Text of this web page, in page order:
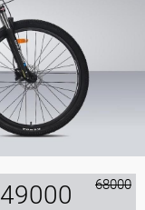
49000 68000